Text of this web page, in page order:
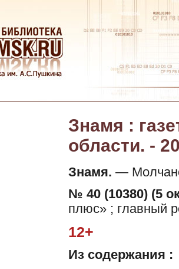
Знамя :
области. -
Знамя. —
№ 40 (10380) (5
плюс» ; главный
12+
Из содержания :